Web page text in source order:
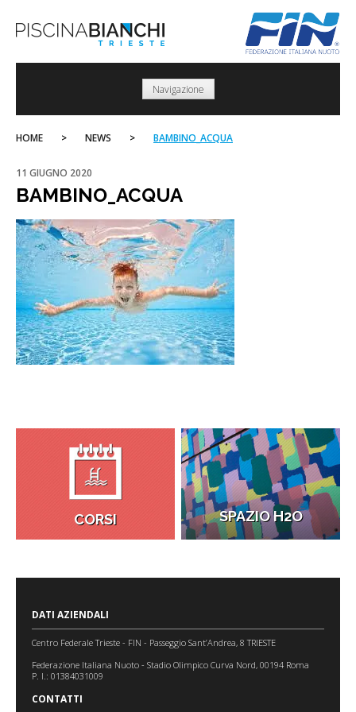
to
Navigazione
HOME > NEWS > BAMBINO_ACQUA
11 GIUGNO 2020
BAMBINO_ACQUA
CORSI SPAZIO H2O
DATI AZIENDALI
Centro Federale Trieste - FIN - Passeggio Sant’Andrea, 8 TRIESTE
Federazione Italiana Nuoto - Stadio Olimpico Curva Nord, 00194 Roma
P. I.: 01384031009
CONTATTI